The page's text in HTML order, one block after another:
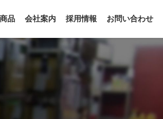
品 会社案内 採用情報 お問い合わせ